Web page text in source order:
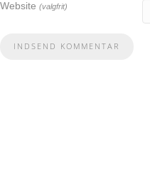
Website (valgfrit)